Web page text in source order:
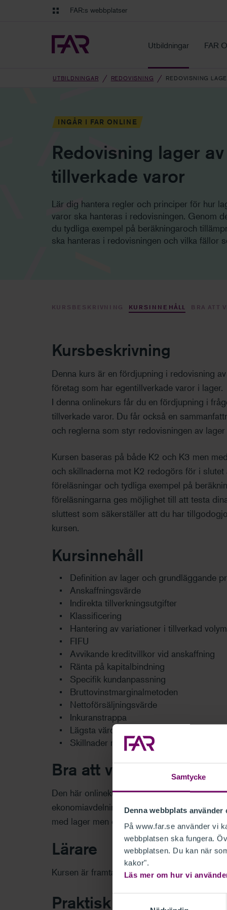
Samtycke
Denna webbplats använder
På www.far.se använder vi
webbplatsen ska fungera.
webbplatsen. Du kan när
kakor".
Läs mer om hur vi
Gå till navigation FAR:s webbplatser
Utbildningar FAR
UTBILDNINGAR REDOVISNING REDOVISNING
INGÅR I FAR ONLINE
Redovisning lager av
tillverkade varor
Lär dig hantera regler och principer för hur
varor ska hanteras i redovisningen. Genom
du tydliga exempel på beräkningaroch
ska hanteras i redovisningen och vilka fällor
KURSBESKRIVNING KURSINNEHÅLL BRA ATT
Kursbeskrivning
Denna kurs är en fördjupning i redovisning
företag som har egentillverkade varor i lager.
I denna onlinekurs får du en fördjupning i
tillverkade varor. Du får också en
och reglerna som styr redovisningen av
Kursen baseras på både K2 och K3 men
och skillnaderna mot K2 redogörs för i slutet
föreläsningar och tydliga exempel på
föreläsningarna ges möjlighet till att testa
sluttest som säkerställer att du har
kursen.
Kursinnehåll
Definition av lager och grundläggande
Anskaffningsvärde
Indirekta tillverkningsutgifter
Klassificering
Hantering av variationer i tillverkad volym
FIFU
Avvikande kreditvillkor vid anskaffning
Ränta på kapitalbindning
Specifik kundanpassning
Bruttovinstmarginalmetoden
Nettoförsäljningsvärde
Inkuranstrappa
Lägsta värdets princip
Skillnader mellan K2 och K3
Bra att veta
Den här onlinekursen passar bra både för
ekonomiavdelningar och revisorer som
med lager men också för de som är nya
Lärare
Kursen är framtagen av FAR tillsammans
Praktisk information